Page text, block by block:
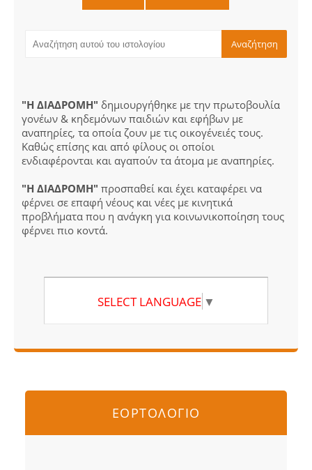
"Η ΔΙΑΔΡΟΜΗ" δημιουργήθηκε με την πρωτοβουλία
γονέων & κηδεμόνων παιδιών και εφήβων με
αναπηρίες, τα οποία ζουν με τις οικογένειές τους.
Καθώς επίσης και από φίλους οι οποίοι
ενδιαφέρονται και αγαπούν τα άτομα με αναπηρίες.
"Η ΔΙΑΔΡΟΜΗ" προσπαθεί και έχει καταφέρει να
φέρνει σε επαφή νέους και νέες με κινητικά
προβλήματα που η ανάγκη για κοινωνικοποίηση τους
φέρνει πιο κοντά.
SELECT LANGUAGE ▼
ΕΟΡΤΟΛΟΓΙΟ